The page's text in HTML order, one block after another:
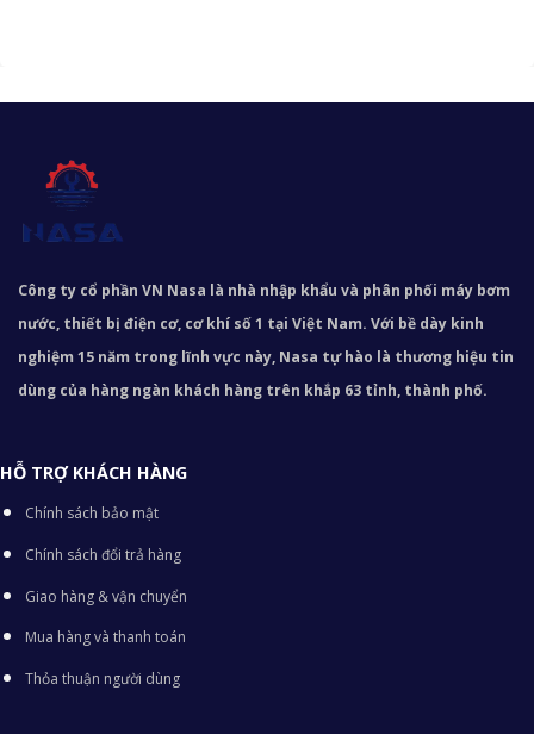
Công ty cổ phần VN Nasa là nhà nhập khẩu và phân phối máy bơm
nước, thiết bị điện cơ, cơ khí số 1 tại Việt Nam. Với bề dày kinh
nghiệm 15 năm trong lĩnh vực này, Nasa tự hào là thương hiệu tin
dùng của hàng ngàn khách hàng trên khắp 63 tỉnh, thành phố.
HỖ TRỢ KHÁCH HÀNG
Chính sách bảo mật
Chính sách đổi trả hàng
Giao hàng & vận chuyển
Mua hàng và thanh toán
Thỏa thuận người dùng